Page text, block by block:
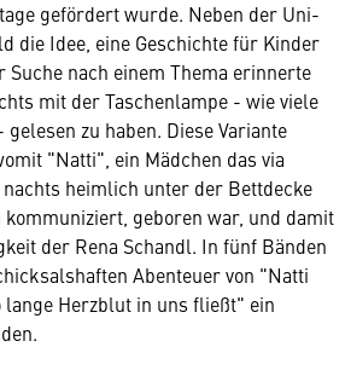
gefördert wurde. Neben der Uni-
die Idee, eine Geschichte für Kinder
Suche nach einem Thema erinnerte
mit der Taschenlampe - wie viele
zu haben. Diese Variante
"Natti", ein Mädchen das via
heimlich unter der Bettdecke
geboren war, und damit
der Rena Schandl. In fünf Bänden
Abenteuer von "Natti
lange Herzblut in uns fließt" ein